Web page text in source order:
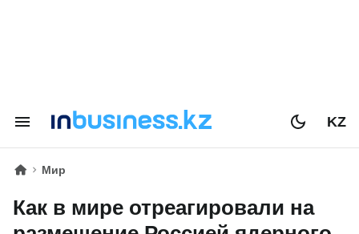
KZ
Мир
Как в мире отреагировали на